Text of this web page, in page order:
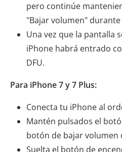
pero continúe
"Bajar volumen"
Una vez que la pantalla
iPhone habrá entrado
DFU.
Para iPhone 7 y 7 Plus:
Conecta tu iPhone al
Mantén pulsados ​​el
botón de bajar volumen
Suelta el botón de